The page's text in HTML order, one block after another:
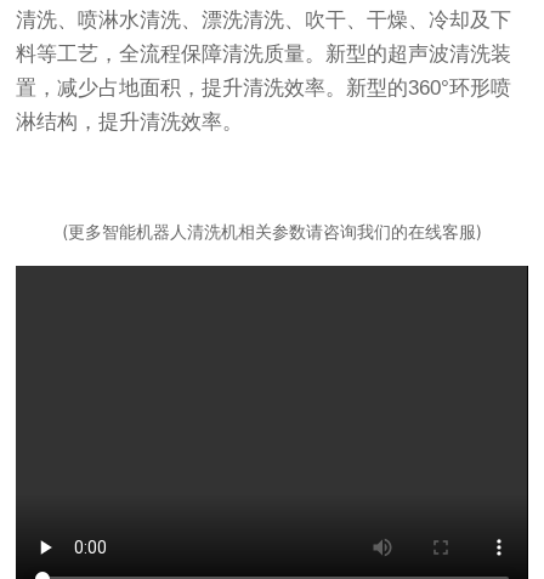
清洗、喷淋水清洗、漂洗清洗、吹干、干燥、冷却及下
料等工艺，全流程保障清洗质量。新型的超声波清洗装
置，减少占地面积，提升清洗效率。新型的360°环形喷
淋结构，提升清洗效率。
(更多智能机器人清洗机相关参数请咨询我们的在线客服)